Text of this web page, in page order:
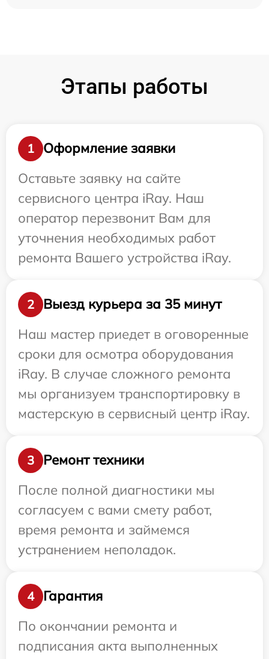
Этапы работы
1
Оформление заявки
Оставьте заявку на сайте
сервисного центра iRay. Наш
оператор перезвонит Вам для
уточнения необходимых работ
ремонта Вашего устройства iRay.
2
Выезд курьера за 35 минут
Наш мастер приедет в оговоренные
сроки для осмотра оборудования
iRay. В случае сложного ремонта
мы организуем транспортировку в
мастерскую в сервисный центр iRay.
3
Ремонт техники
После полной диагностики мы
согласуем с вами смету работ,
время ремонта и займемся
устранением неполадок.
4
Гарантия
По окончании ремонта и
подписания акта выполненных